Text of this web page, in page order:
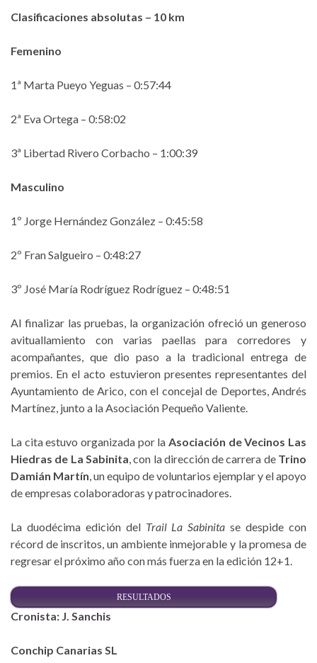
Clasificaciones absolutas – 10 km
Femenino
1ª Marta Pueyo Yeguas – 0:57:44
2ª Eva Ortega – 0:58:02
3ª Libertad Rivero Corbacho – 1:00:39
Masculino
1º Jorge Hernández González – 0:45:58
2º Fran Salgueiro – 0:48:27
3º José María Rodríguez Rodríguez – 0:48:51
Al finalizar las pruebas, la organización ofreció un generoso
avituallamiento con varias paellas para corredores y
acompañantes, que dio paso a la tradicional entrega de
premios. En el acto estuvieron presentes representantes del
Ayuntamiento de Arico, con el concejal de Deportes, Andrés
Martínez, junto a la Asociación Pequeño Valiente.
La cita estuvo organizada por la Asociación de Vecinos Las
Hiedras de La Sabinita, con la dirección de carrera de Trino
Damián Martín, un equipo de voluntarios ejemplar y el apoyo
de empresas colaboradoras y patrocinadores.
La duodécima edición del Trail La Sabinita se despide con
récord de inscritos, un ambiente inmejorable y la promesa de
regresar el próximo año con más fuerza en la edición 12+1.
RESULTADOS
Cronista: J. Sanchis
Conchip Canarias SL